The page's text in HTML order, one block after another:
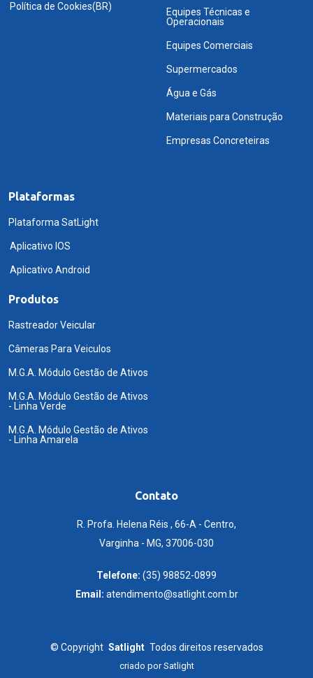
Política de Cookies(BR)
Equipes Técnicas e
Operacionais
Equipes Comerciais
Supermercados
Água e Gás
Materiais para Construção
Empresas Concreteiras
Plataformas
Plataforma SatLight
Aplicativo IOS
Aplicativo Android
Produtos
Rastreador Veicular
Câmeras Para Veiculos
M.G.A. Módulo Gestão de Ativos
M.G.A. Módulo Gestão de Ativos
- Linha Verde
M.G.A. Módulo Gestão de Ativos
- Linha Amarela
Contato
R. Profa. Helena Réis , 66-A - Centro,
Varginha - MG, 37006-030
Telefone: (35) 98852-0899
Email: atendimento@satlight.com.br
© Copyright Satlight Todos direitos reservados
criado porSatlight